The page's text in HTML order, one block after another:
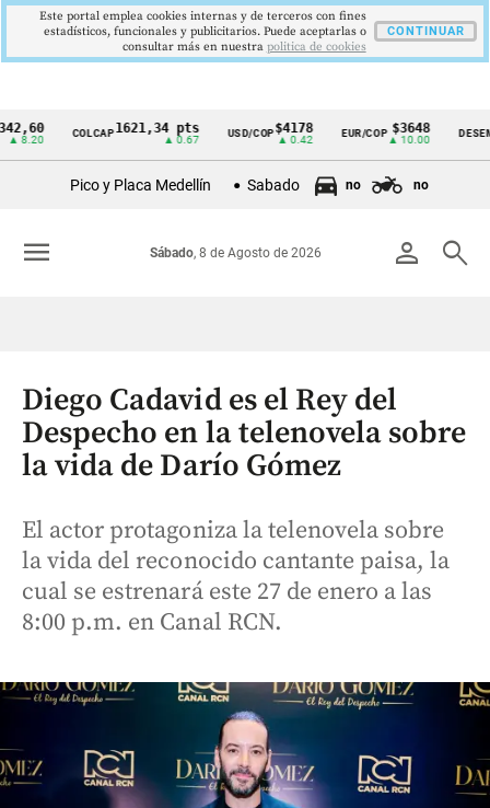
Cintillo
Colombia
COLCAP1621,34 pts USD/COP$4178
▲ 0.42
EUR/COP $3648
▲ 10.00
DESEMPLEO
Pico y Placa Medellín Sabado no no
person search
Sábado, 8 de Agosto de 2026
menu
Diego Cadavid es el Rey del
Despecho en la telenovela sobre
la vida de Darío Gómez
El actor protagoniza la telenovela sobre
la vida del reconocido cantante paisa, la
cual se estrenará este 27 de enero a las
8:00 p.m. en Canal RCN.
Este portal emplea cookies internas y de terceros con fines
estadísticos, funcionales y publicitarios. Puede aceptarlas o
consultar más en nuestra politica de cookies
CONTINUAR